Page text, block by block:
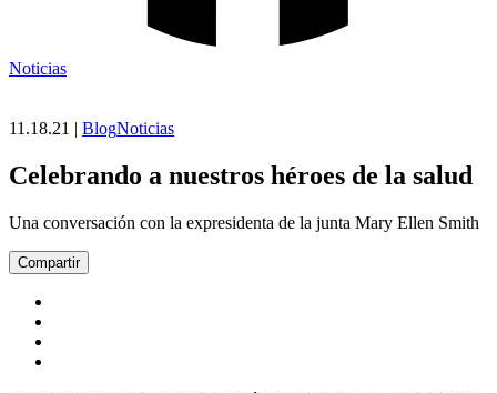
Noticias
11.18.21 | BlogNoticias
Celebrando a nuestros héroes de la salud
Una conversación con la expresidenta de la junta Mary Ellen Smith
Compartir